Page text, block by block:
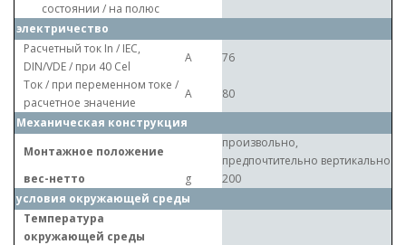
состоянии / на полюс
электричество
Расчетный ток In / IEC,
DIN/VDE / при 40 Cel
A
76
Ток / при переменном токе /
расчетное значение
A
80
Механическая конструкция
Монтажное положение
произвольно,
предпочтительно вертикально
вес-нетто
g
200
условия окружающей среды
Температура
окружающей среды